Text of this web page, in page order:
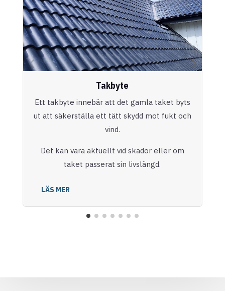
Takbyte
Ett takbyte innebär att det gamla taket byts
ut att säkerställa ett tätt skydd mot fukt och
vind.
Det kan vara aktuellt vid skador eller om
taket passerat sin livslängd.
LÄS MER